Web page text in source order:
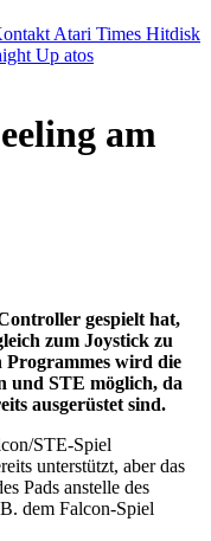
Atari Times Hitdisk
Up atos
am
gespielt hat,
zum Joystick zu
Programmes wird die
und STE möglich, da
ausgerüstet sind.
STE-Spiel
unterstützt, aber das
Pads anstelle des
dem Falcon-Spiel